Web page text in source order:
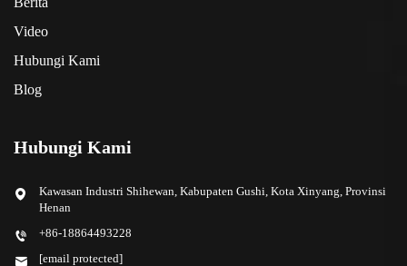
Video
Hubungi Kami
Blog
Hubungi Kami
Kawasan Industri Shihewan, Kabupaten Gushi, Kota Xinyang, Provinsi
Henan
+86-18864493228
[email protected]